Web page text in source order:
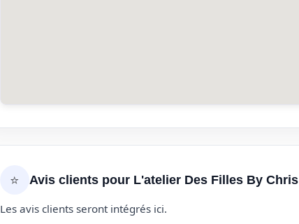
⭐ Avis clients pour L'atelier Des Filles By Chris
Les avis clients seront intégrés ici.